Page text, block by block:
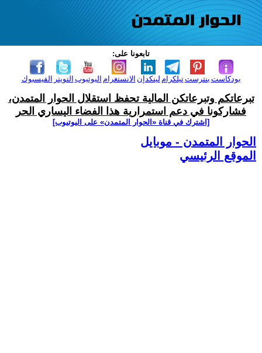
تابعونا على:
الفيسبوك التويتر اليوتيوب الانستغرام لينكدإن تيلكرامبنترست بودكاست
تبرعاتكم وتبرعاتكن المالية تحفظ استقلال الحوار المتمدن،
فشاركونا في دعم استمرارية هذا الفضاء اليساري الحر
[اشترك في قناة ‫«الحوار المتمدن» على اليوتيوب]
الحوار المتمدن - موبايل
الموقع الرئيسي